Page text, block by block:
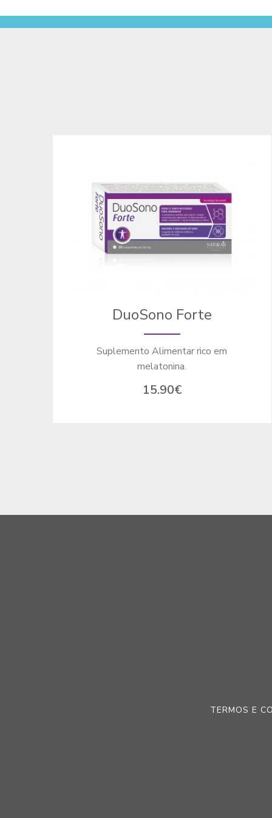
DuoSono Forte
Suplemento Alimentar rico em
melatonina.
15.90€
TERMOS E